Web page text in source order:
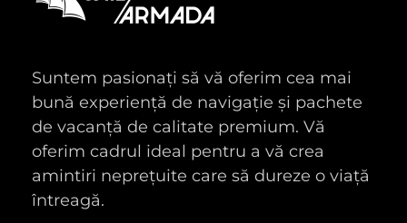
Suntem pasionați să vă oferim cea mai
bună experiență de navigație și pachete
de vacanță de calitate premium. Vă
oferim cadrul ideal pentru a vă crea
amintiri neprețuite care să dureze o viață
întreagă.